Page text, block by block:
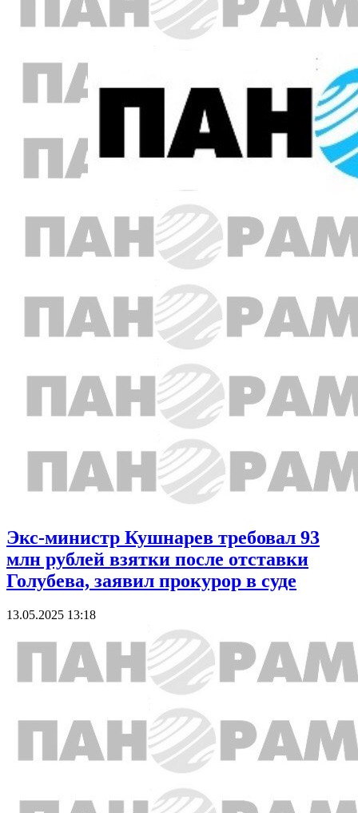
Экс-министр Кушнарев требовал 93
млн рублей взятки после отставки
Голубева, заявил прокурор в суде
13.05.2025 13:18